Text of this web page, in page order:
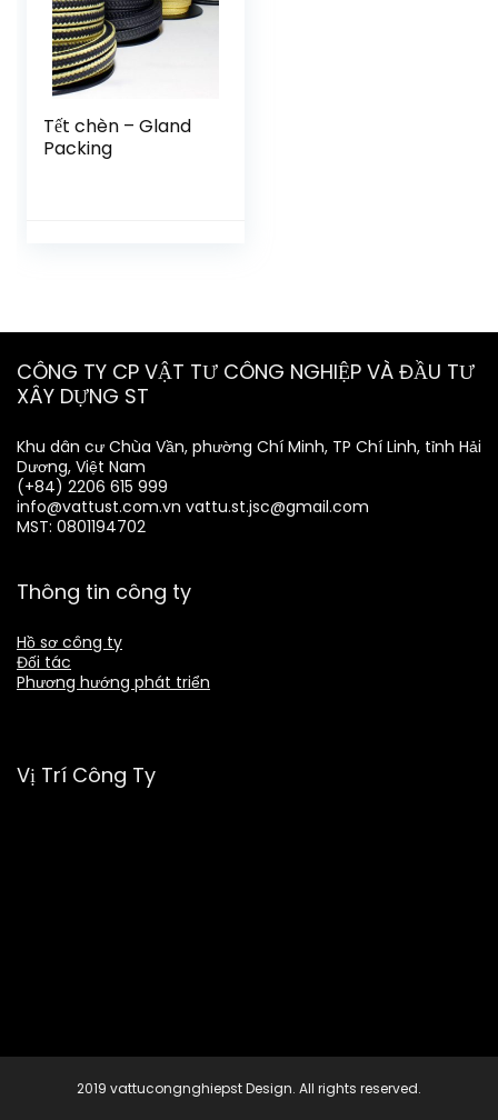
Tết chèn – Gland
Packing
CÔNG TY CP VẬT TƯ CÔNG NGHIỆP VÀ ĐẦU TƯ
XÂY DỰNG ST
Khu dân cư Chùa Vần, phường Chí Minh, TP Chí Linh, tỉnh Hải
Dương, Việt Nam
(+84) 2206 615 999
info@vattust.com.vn vattu.st.jsc@gmail.com
MST: 0801194702
Thông tin công ty
Hồ sơ công ty
Đối tác
Phương hướng phát triển
Vị Trí Công Ty
2019 vattucongnghiepst Design. All rights reserved.